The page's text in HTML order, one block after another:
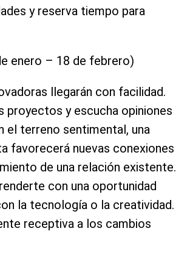
y reserva tiempo para
enero – 18 de febrero)
llegarán con facilidad.
proyectos y escucha opiniones
el terreno sentimental, una
favorecerá nuevas conexiones
de una relación existente.
con una oportunidad
la tecnología o la creatividad.
receptiva a los cambios